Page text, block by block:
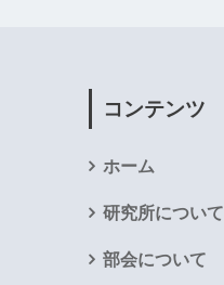
コンテンツ
ホーム
研究所について
部会について